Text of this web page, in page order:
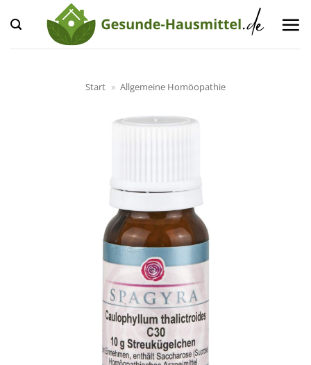
Inhalt
springen
Start » Allgemeine Homöopathie